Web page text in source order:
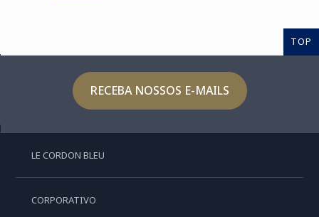
TOP
RECEBA NOSSOS E-MAILS
LE CORDON BLEU
CORPORATIVO